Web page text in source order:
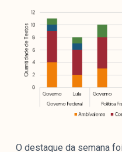
O destaque da semana